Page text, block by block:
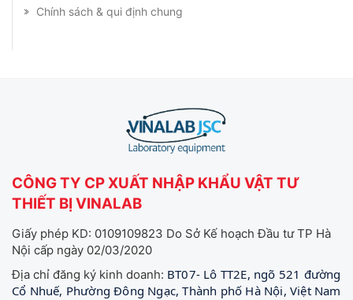
Chính sách & qui định chung
CÔNG TY CP XUẤT NHẬP KHẨU VẬT TƯ
THIẾT BỊ VINALAB
Giấy phép KD: 0109109823 Do Sở Kế hoạch Đầu tư TP Hà
Nội cấp ngày 02/03/2020
Địa chỉ đăng ký kinh doanh: BT07- Lô TT2E, ngõ 521 đường
Cổ Nhuế, Phường Đông Ngạc, Thành phố Hà Nội, Việt Nam